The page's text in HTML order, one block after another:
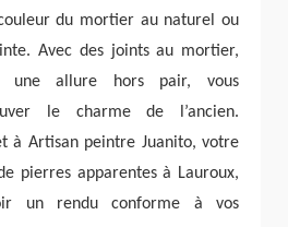
du mortier au naturel ou
Avec des joints au mortier,
une allure hors pair, vous
le charme de l’ancien.
à Artisan peintre Juanito, votre
pierres apparentes à Lauroux,
un rendu conforme à vos